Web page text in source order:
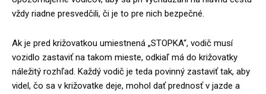
vždy riadne presvedčili, či je to pre nich bezpečné.
Ak je pred križovatkou umiestnená „STOPKA“, vodič musí
vozidlo zastaviť na takom mieste, odkiaľ má do križovatky
náležitý rozhľad. Každý vodič je teda povinný zastaviť tak, aby
videl, čo sa v križovatke deje, mohol dať prednosť v jazde a